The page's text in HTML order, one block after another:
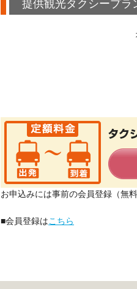
提供観光タクシープラ
お申込みには事前の会員登録（無
■会員登録はこちら